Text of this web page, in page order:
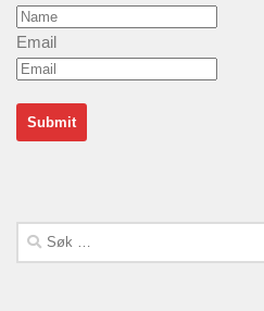
Email
Søk
etter: